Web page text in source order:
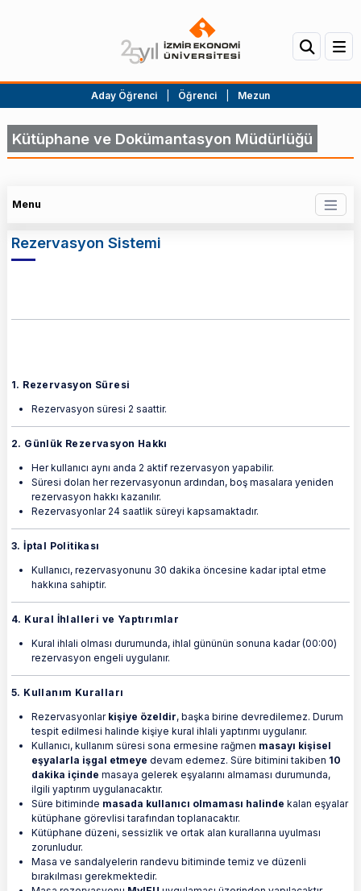
Aday Öğrenci Öğrenci Mezun
Kütüphane ve Dokümantasyon Müdürlüğü
Rezervasyon Sistemi
1. Rezervasyon Süresi
Rezervasyon süresi 2 saattir.
2. Günlük Rezervasyon Hakkı
Her kullanıcı aynı anda 2 aktif rezervasyon yapabilir.
Süresi dolan her rezervasyonun ardından, boş masalara yeniden
rezervasyon hakkı kazanılır.
Rezervasyonlar 24 saatlik süreyi kapsamaktadır.
3. İptal Politikası
Kullanıcı, rezervasyonunu 30 dakika öncesine kadar iptal etme
hakkına sahiptir.
4. Kural İhlalleri ve Yaptırımlar
Kural ihlali olması durumunda, ihlal gününün sonuna kadar (00:00)
rezervasyon engeli uygulanır.
5. Kullanım Kuralları
Rezervasyonlar kişiye özeldir, başka birine devredilemez. Durum
tespit edilmesi halinde kişiye kural ihlali yaptırımı uygulanır.
Kullanıcı, kullanım süresi sona ermesine rağmen masayı kişisel
eşyalarla işgal etmeye devam edemez. Süre bitimini takiben 10
dakika içinde masaya gelerek eşyalarını almaması durumunda,
ilgili yaptırım uygulanacaktır.
Süre bitiminde masada kullanıcı olmaması halinde kalan eşyalar
kütüphane görevlisi tarafından toplanacaktır.
Kütüphane düzeni, sessizlik ve ortak alan kurallarına uyulması
zorunludur.
Masa ve sandalyelerin randevu bitiminde temiz ve düzenli
bırakılması gerekmektedir.
Menu